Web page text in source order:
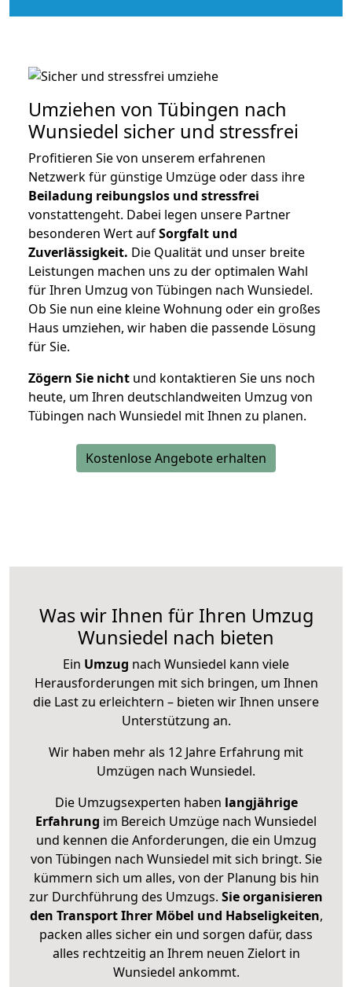
Umziehen von Tübingen nach
Wunsiedel sicher und stressfrei
Profitieren Sie von unserem erfahrenen
Netzwerk für günstige Umzüge oder dass ihre
Beiladung reibungslos und stressfrei
vonstattengeht. Dabei legen unsere Partner
besonderen Wert aufSorgfalt und
Zuverlässigkeit. Die Qualität und unser breite
Leistungen machen uns zu der optimalen Wahl
für Ihren Umzug von Tübingen nach Wunsiedel.
Ob Sie nun eine kleine Wohnung oder ein großes
Haus umziehen, wir haben die passende Lösung
für Sie.
Zögern Sie nicht und kontaktieren Sie uns noch
heute, um Ihren deutschlandweiten Umzug von
Tübingen nach Wunsiedel mit Ihnen zu planen.
Kostenlose Angebote erhalten
Was wir Ihnen für Ihren Umzug
Wunsiedel nach bieten
Ein Umzug nach Wunsiedel kann viele
Herausforderungen mit sich bringen, um Ihnen
die Last zu erleichtern – bieten wir Ihnen unsere
Unterstützung an.
Wir haben mehr als 12 Jahre Erfahrung mit
Umzügen nach Wunsiedel.
Die Umzugsexperten haben langjährige
Erfahrung im Bereich Umzüge nach Wunsiedel
und kennen die Anforderungen, die ein Umzug
von Tübingen nach Wunsiedel mit sich bringt. Sie
kümmern sich um alles, von der Planung bis hin
zur Durchführung des Umzugs. Sie organisieren
den Transport Ihrer Möbel und Habseligkeiten,
packen alles sicher ein und sorgen dafür, dass
alles rechtzeitig an Ihrem neuen Zielort in
Wunsiedel ankommt.